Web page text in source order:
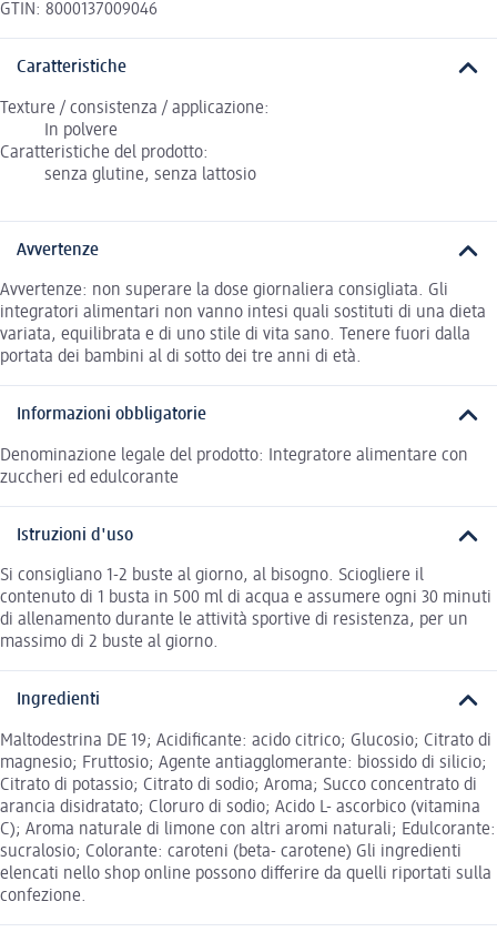
GTIN: 8000137009046
Caratteristiche
Texture / consistenza / applicazione:
In polvere
Caratteristiche del prodotto:
senza glutine, senza lattosio
Avvertenze
Avvertenze: non superare la dose giornaliera consigliata. Gli
integratori alimentari non vanno intesi quali sostituti di una dieta
variata, equilibrata e di uno stile di vita sano. Tenere fuori dalla
portata dei bambini al di sotto dei tre anni di età.
Informazioni obbligatorie
Denominazione legale del prodotto: Integratore alimentare con
zuccheri ed edulcorante
Istruzioni d'uso
Si consigliano 1-2 buste al giorno, al bisogno. Sciogliere il
contenuto di 1 busta in 500 ml di acqua e assumere ogni 30 minuti
di allenamento durante le attività sportive di resistenza, per un
massimo di 2 buste al giorno.
Ingredienti
Maltodestrina DE 19; Acidificante: acido citrico; Glucosio; Citrato di
magnesio; Fruttosio; Agente antiagglomerante: biossido di silicio;
Citrato di potassio; Citrato di sodio; Aroma; Succo concentrato di
arancia disidratato; Cloruro di sodio; Acido L- ascorbico (vitamina
C); Aroma naturale di limone con altri aromi naturali; Edulcorante:
sucralosio; Colorante: caroteni (beta- carotene) Gli ingredienti
elencati nello shop online possono differire da quelli riportati sulla
confezione.